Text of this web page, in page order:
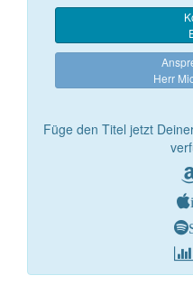
Füge den Titel jetzt